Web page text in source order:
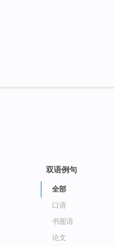
双语例句
全部
口语
书面语
论文